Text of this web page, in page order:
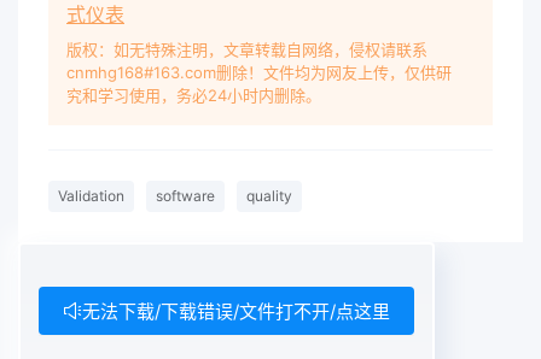
式仪表
版权：如无特殊注明，文章转载自网络，侵权请联系
cnmhg168#163.com删除！文件均为网友上传，仅供研
究和学习使用，务必24小时内删除。
Validation software quality
无法下载/下载错误/文件打不开/点这里